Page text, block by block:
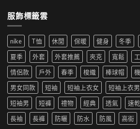
來
尚
革
新〉
中
短
褲
為
夏
季
新
寵〉
中
搭|
生
穿
搭
推
薦|
女
生
穿
推
薦〉
中
外
用
洗
衣
機
嗎
防
水
外
套
服飾標籤雲
nike T恤 休閒 保暖 健身 冬季
夏季
外套 外套推薦 夾克 寬鬆
情侶款
戶外 春季 梭織 棒球帽
男女同款
短袖 短袖上衣女 短袖上衣男
短袖男
短褲 禮物 經典 透氣 速乾
長袖
長褲 防曬 防水 防風 高街